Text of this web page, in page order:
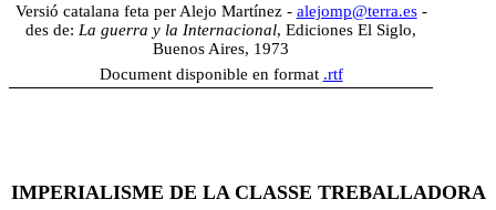
Versió catalana feta per Alejo Martínez - alejomp@terra.es-
des de: La guerra y la Internacional, Ediciones El Siglo,
Buenos Aires, 1973
Document disponible en format .rtf
IMPERIALISME DE LA CLASSE TREBALLADORA